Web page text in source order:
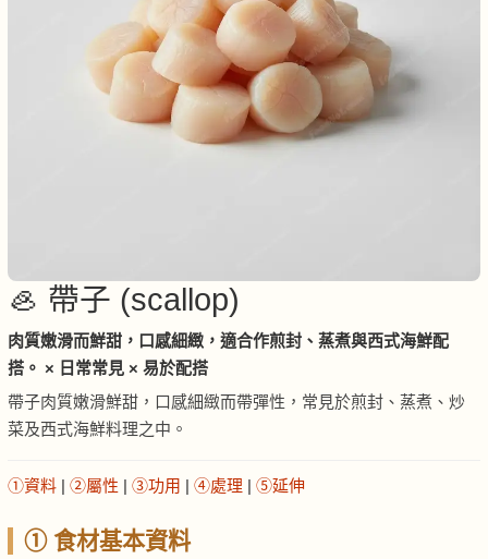
🦪 帶子 (scallop)
肉質嫩滑而鮮甜，口感細緻，適合作煎封、蒸煮與西式海鮮配
搭。 × 日常常見 × 易於配搭
帶子肉質嫩滑鮮甜，口感細緻而帶彈性，常見於煎封、蒸煮、炒
菜及西式海鮮料理之中。
①資料 | ②屬性 | ③功用 | ④處理 | ⑤延伸
① 食材基本資料